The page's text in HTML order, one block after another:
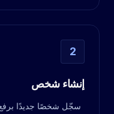
2
إنشاء شخص
سجّل شخصًا جديدًا برفع